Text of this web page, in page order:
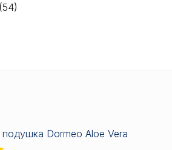
(54)
подушка Dormeo Aloe Vera